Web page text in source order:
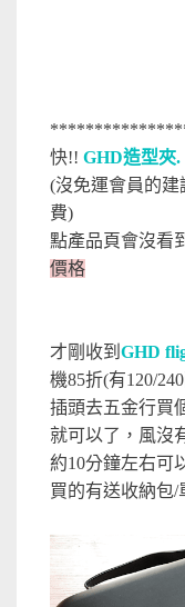
快!! GHD造型夾.
(沒免運會員的建
費)
點產品頁會沒看
價格
才剛收到 GHD
機85折(有120/
插頭去五金行買
就可以了，風沒
約10分鐘左右可
買的有送收納包